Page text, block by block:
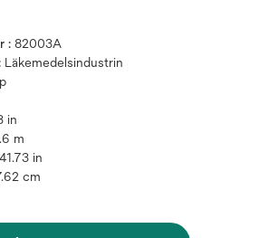
:82003A
Läkemedelsindustrin
in
m
in
cm